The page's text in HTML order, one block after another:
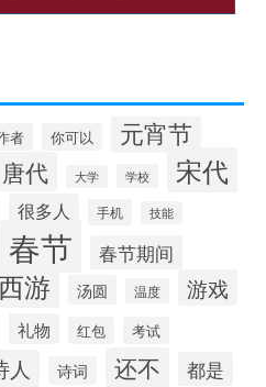
者 你可以 元宵节
唐代 大学 学校 宋代
很多人 手机 技能
春节 春节期间
游 汤圆 温度 游戏
礼物 红包 考试
人 诗词 还不 都是